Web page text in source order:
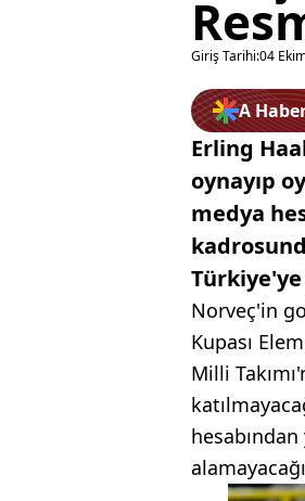
Giriş Tarihi:04
A
Erling
oynayıp
medya
Norveç'in
Kupası
Milli